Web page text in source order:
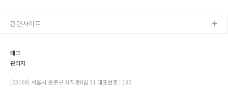
운 곳에 있는 '경찰의 존재'를 인식함으로써 주민들이 체감하는 안전지수
태그
관리자
[03169] 서울시 종로구 사직로8길 31 대표번호 : 182
관련사이트